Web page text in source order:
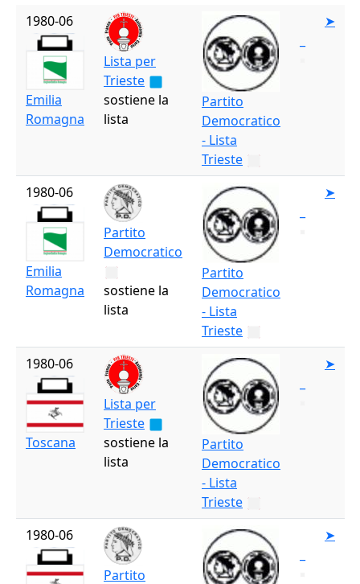
1980-06
Emilia
Romagna
Lista per
Trieste
sostiene la
lista
Partito
Democratico
- Lista
Trieste
➤
1980-06
Emilia
Romagna
Partito
Democratico
sostiene la
lista
Partito
Democratico
- Lista
Trieste
➤
1980-06
Toscana
Lista per
Trieste
sostiene la
lista
Partito
Democratico
- Lista
Trieste
➤
1980-06
Partito
➤